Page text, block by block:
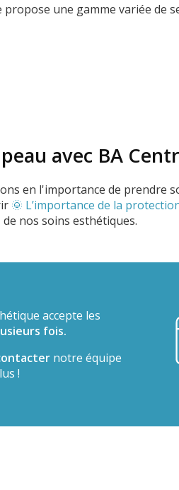
une gamme variée de
avec BA
en l'importance de prendre
🌞 L’importance de la
nos soins esthétiques.
accepte les
fois.
notre équipe
!